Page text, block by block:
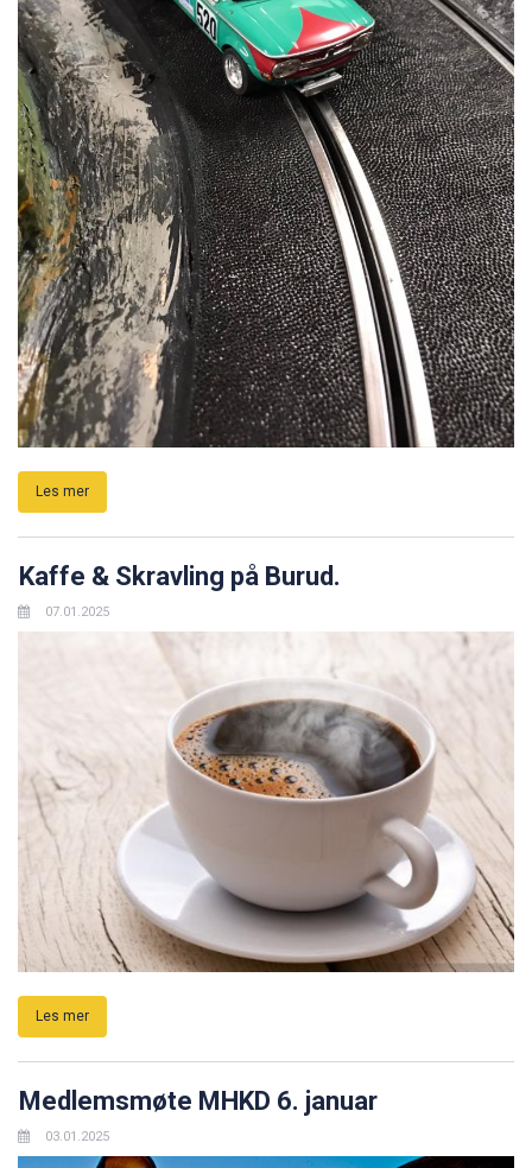
Les mer
Kaffe & Skravling på Burud.
07.01.2025
Les mer
Medlemsmøte MHKD 6. januar
03.01.2025